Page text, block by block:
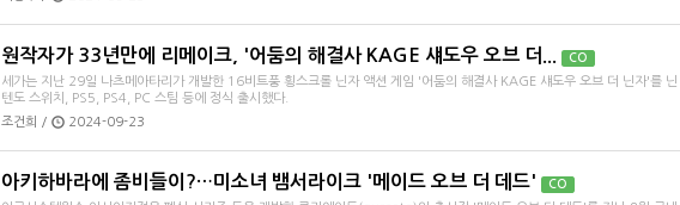
원작자가 33년만에 리메이크, '어둠의 해결사 KAGE 섀도우 오브 더... CO
세가는 지난 29일 나츠메아타리가 개발한 16비트풍 횡스크롤 닌자 액션 게임 '어둠의 해결사 KAGE 섀도우 오브 더 닌자'를 닌
텐도 스위치, PS5, PS4, PC 스팀 등에 정식 출시했다.
조건희 /
2024-09-23
아키하바라에 좀비들이?…미소녀 뱀서라이크 '메이드 오브 더 데드' CO